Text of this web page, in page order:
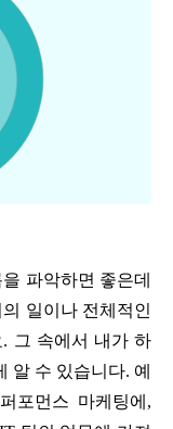
파악하면 좋은데
일이나 전체적인
그 속에서 내가 하
알 수 있습니다. 예
포먼스 마케팅에,